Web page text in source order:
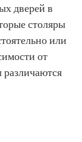
дверей в
столяры
или
от
различаются